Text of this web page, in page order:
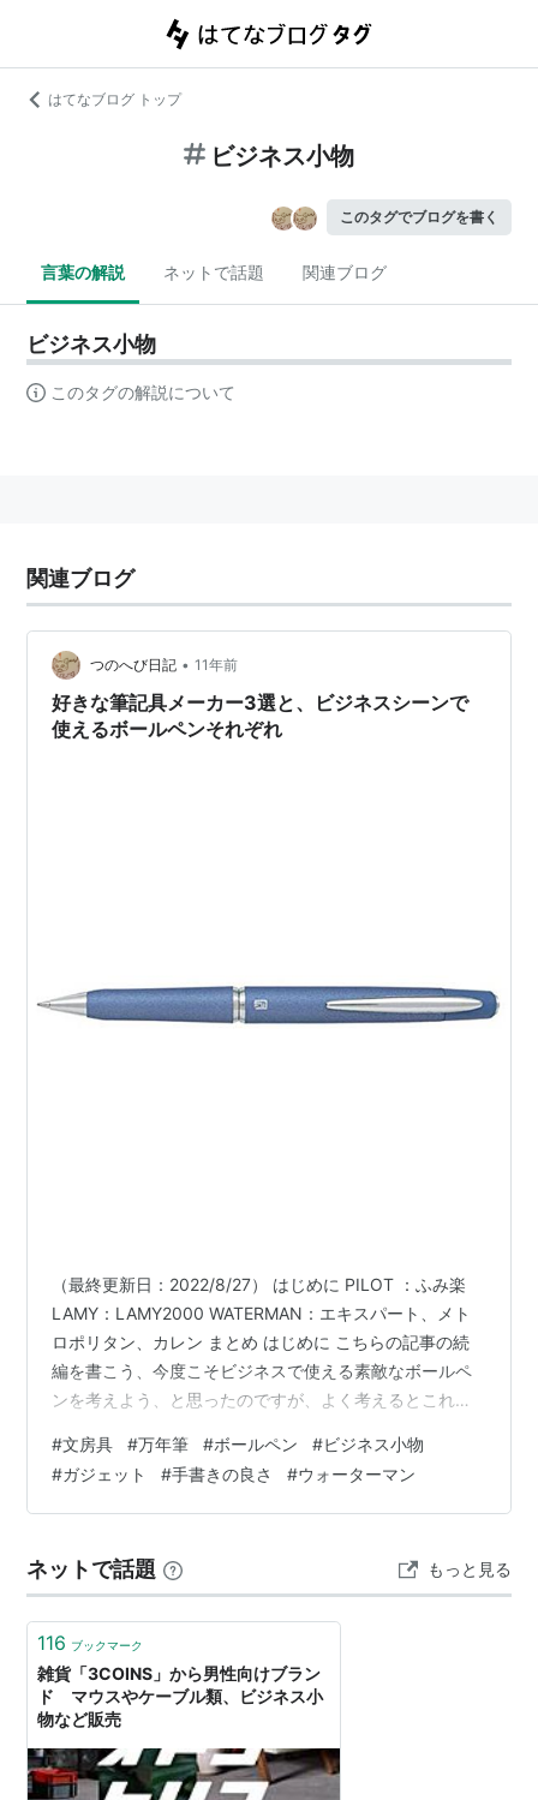
はてなブログ トップ
ビジネス小物
このタグでブログを書く
言葉の解説 ネットで話題 関連ブログ
ビジネス小物
このタグの解説について
関連ブログ
つのへび日記 • 11年前
好きな筆記具メーカー3選と、ビジネスシーンで
使えるボールペンそれぞれ
（最終更新日：2022/8/27） はじめに PILOT ：ふみ楽
LAMY：LAMY2000 WATERMAN：エキスパート、メト
ロポリタン、カレン まとめ はじめに こちらの記事の続
編を書こう、今度こそビジネスで使える素敵なボールペ
ンを考えよう、と思ったのですが、よく考えるとこれを
関わりがない人間です。 いまいち書き方がまとまらず、
じゃあどんなのを書き散らかしたいのかなー、と考えて
みた結果、代表的な筆記具メーカーのいくつかから、そ
と思いつきました。 で、タイトルから反れすぎないよ
う、一応…
#文房具 #万年筆 #ボールペン #ビジネス小物
#ガジェット #手書きの良さ #ウォーターマン
ネットで話題 もっと見る
116 ブックマーク
雑貨「3COINS」から男性向けブラン
ド マウスやケーブル類、ビジネス小
物など販売